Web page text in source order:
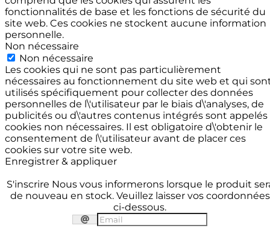
fonctionnalités de base et les fonctions de sécurité du
site web. Ces cookies ne stockent aucune information
personnelle.
Non nécessaire
Non nécessaire
Les cookies qui ne sont pas particulièrement
nécessaires au fonctionnement du site web et qui
utilisés spécifiquement pour collecter des données
personnelles de l\'utilisateur par le biais d\'analyses, de
publicités ou d\'autres contenus intégrés sont appelés
cookies non nécessaires. Il est obligatoire d\'obtenir le
consentement de l\'utilisateur avant de placer ces
cookies sur votre site web.
Enregistrer & appliquer
S'inscrire Nous vous informerons lorsque le produit
de nouveau en stock. Veuillez laisser vos coordonnées
ci-dessous.